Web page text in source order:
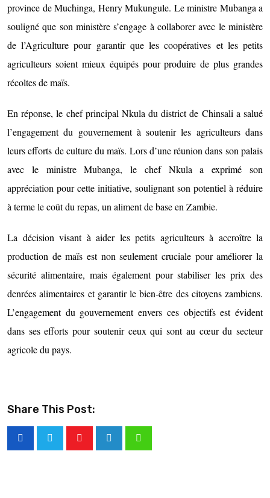
province de Muchinga, Henry Mukungule. Le ministre Mubanga a
souligné que son ministère s’engage à collaborer avec le ministère
de l’Agriculture pour garantir que les coopératives et les petits
agriculteurs soient mieux équipés pour produire de plus grandes
récoltes de maïs.
En réponse, le chef principal Nkula du district de Chinsali a salué
l’engagement du gouvernement à soutenir les agriculteurs dans
leurs efforts de culture du maïs. Lors d’une réunion dans son palais
avec le ministre Mubanga, le chef Nkula a exprimé son
appréciation pour cette initiative, soulignant son potentiel à réduire
à terme le coût du repas, un aliment de base en Zambie.
La décision visant à aider les petits agriculteurs à accroître la
production de maïs est non seulement cruciale pour améliorer la
sécurité alimentaire, mais également pour stabiliser les prix des
denrées alimentaires et garantir le bien-être des citoyens zambiens.
L’engagement du gouvernement envers ces objectifs est évident
dans ses efforts pour soutenir ceux qui sont au cœur du secteur
agricole du pays.
Share This Post: